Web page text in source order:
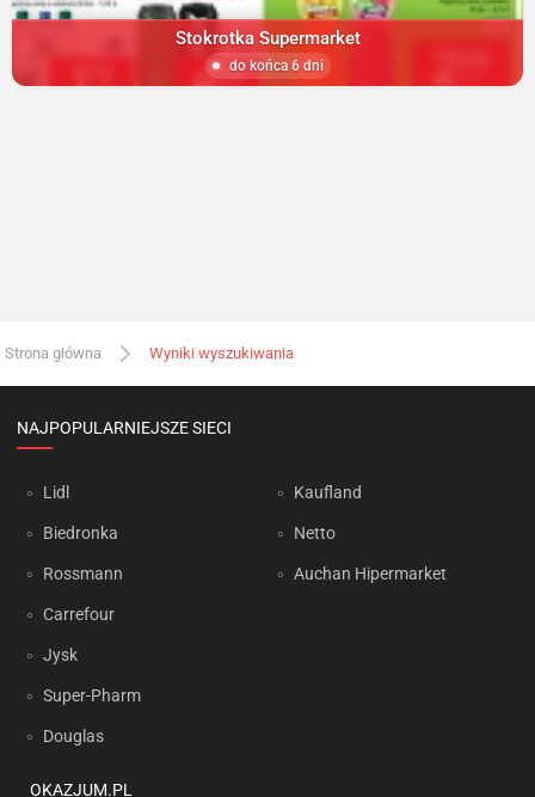
Stokrotka Supermarket
do końca 6 dni
Strona główna Wyniki wyszukiwania
NAJPOPULARNIEJSZE SIECI
Lidl
Biedronka
Rossmann
Carrefour
Jysk
Super-Pharm
Douglas
Kaufland
Netto
Auchan Hipermarket
OKAZJUM.PL